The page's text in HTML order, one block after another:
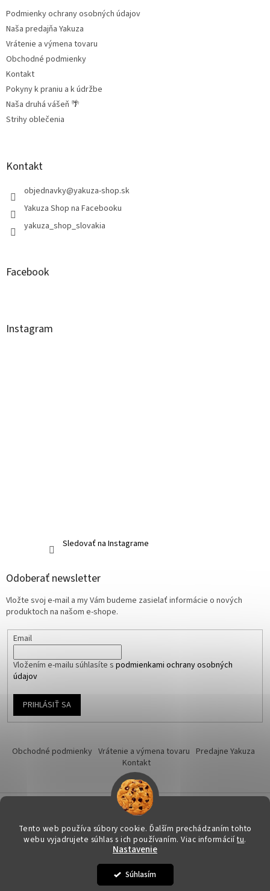
Tento web používa súbory cookie. Ďalším prechádzaním tohto
webu vyjadrujete súhlas s ich používaním. Viac informáciítu.
Nastavenie
Súhlasím
Podmienky ochrany osobných údajov
Naša predajňa Yakuza
Vrátenie a výmena tovaru
Obchodné podmienky
Kontakt
Pokyny k praniu a k údržbe
Naša druhá vášeň 🌴
Strihy oblečenia
Kontakt
objednavky@yakuza-shop.sk
Yakuza Shop na Facebooku
yakuza_shop_slovakia
Facebook
Instagram
Sledovať na Instagrame
Odoberať newsletter
Vložte svoj e-mail a my Vám budeme zasielať informácie o nových
produktoch na našom e-shope.
Email
Vložením e-mailu súhlasíte s podmienkami ochrany osobných
údajov
PRIHLÁSIŤ SA
Obchodné podmienky Vrátenie a výmena tovaru Predajne Yakuza
Kontakt
Vytvoril Shoptet
nastavenie cookies